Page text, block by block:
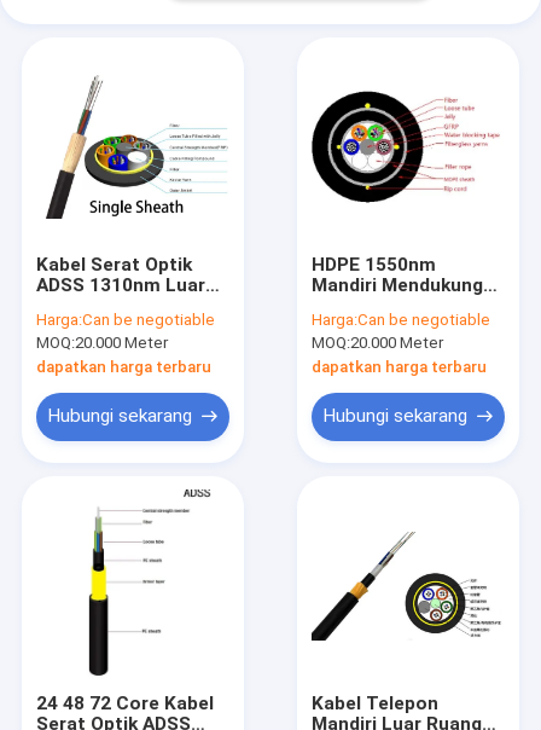
Kabel Serat Optik
ADSS 1310nm Luar
Dielektrik Mandiri
Mendukung 48 Core
Harga:Can be negotiable
MOQ:20.000 Meter
dapatkan harga terbaru
Hubungi sekarang
HDPE 1550nm
Mandiri Mendukung
Optik Lapis Baja
Dielektrik G652D
G657A Cores
Harga:Can be negotiable
MOQ:20.000 Meter
dapatkan harga terbaru
Hubungi sekarang
24 48 72 Core Kabel
Serat Optik ADSS
Kabel Telepon
Mandiri Luar Ruangan